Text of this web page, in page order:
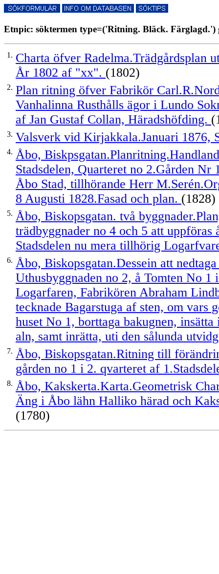
Etnpic: söktermen type=('Ritning. Bläck.
1. Charta öfver Radelma.Trädgårdsplan
År 1802 af "xx". (1802)
2. Plan ritning öfver Fabrikör
Vanhalinna Rusthålls ägor i Lundo
af Jan Gustaf Collan, Häradshöfding.
3. Valsverk vid Kirjakkala.Januari 1876,
4. Åbo,
Stadsdelen, Quarteret no 2.Gården
Åbo Stad, tillhörande Herr
8 Augusti 1828.Fasad och plan. (1828)
5. Åbo, Biskopsgatan. två
trädbyggnader no 4 och 5 att
Stadsdelen nu mera tillhörig
6. Åbo, Biskopsgatan.Dessein att
Uthusbyggnaden no 2, å Tomten No
Logarfaren, Fabrikören Abraham
tecknade Bagarstuga af sten, om vars
huset No 1, borttaga bakugnen,
aln, samt inrätta, uti den sålunda
7. Åbo, Biskopsgatan.Ritning till
gården no 1 i 2. qvarteret af
8. Åbo, Kakskerta.Karta.Geometrisk
Äng i Åbo lähn Halliko härad och
(1780)